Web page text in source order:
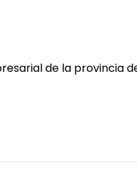
de la provincia